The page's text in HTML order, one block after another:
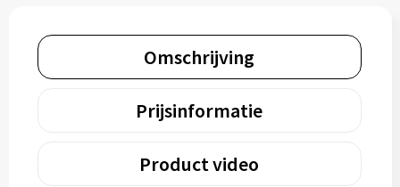
Omschrijving
Prijsinformatie
Product video